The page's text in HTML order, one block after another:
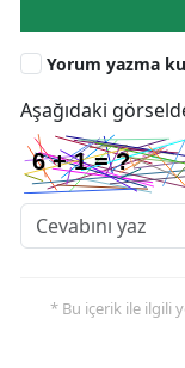
Yorum yazma
Aşağıdaki
* Bu içerik ile ilgili